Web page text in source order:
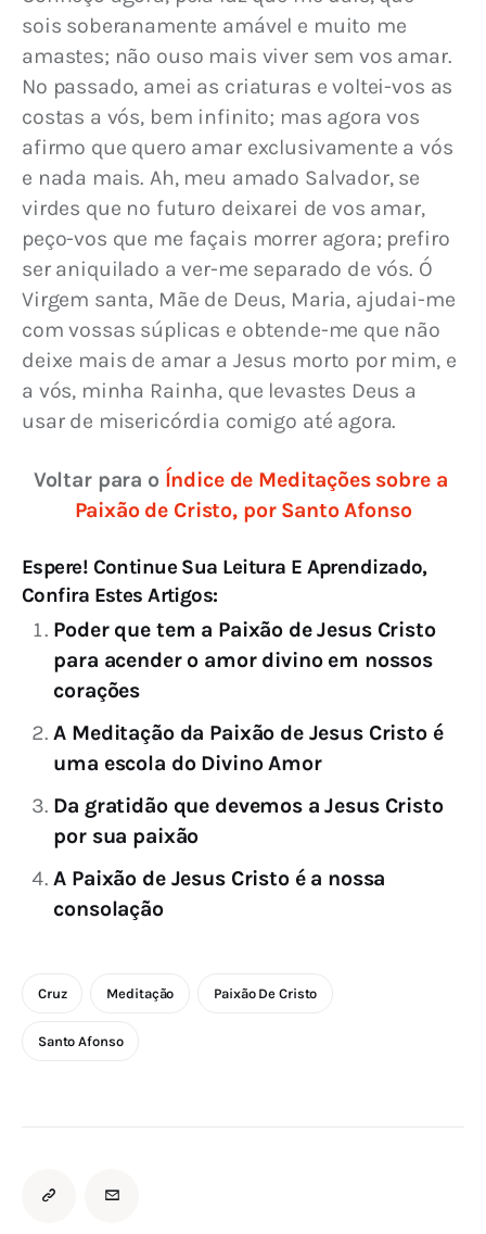
sois soberanamente amável e muito me
amastes; não ouso mais viver sem vos amar.
No passado, amei as criaturas e voltei-vos as
costas a vós, bem infinito; mas agora vos
afirmo que quero amar exclusivamente a vós
e nada mais. Ah, meu amado Salvador, se
virdes que no futuro deixarei de vos amar,
peço-vos que me façais morrer agora; prefiro
ser aniquilado a ver-me separado de vós. Ó
Virgem santa, Mãe de Deus, Maria, ajudai-me
com vossas súplicas e obtende-me que não
deixe mais de amar a Jesus morto por mim, e
a vós, minha Rainha, que levastes Deus a
usar de misericórdia comigo até agora.
Voltar para o Índice de Meditações sobre a
Paixão de Cristo, por Santo Afonso
Espere! Continue Sua Leitura E Aprendizado,
Confira Estes Artigos:
Poder que tem a Paixão de Jesus Cristo
para acender o amor divino em nossos
corações
A Meditação da Paixão de Jesus Cristo é
uma escola do Divino Amor
Da gratidão que devemos a Jesus Cristo
por sua paixão
A Paixão de Jesus Cristo é a nossa
consolação
Cruz Meditação Paixão De Cristo
Santo Afonso